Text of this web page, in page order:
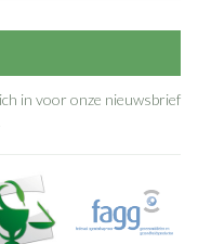
in voor onze nieuwsbrief